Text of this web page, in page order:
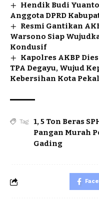
Hendik Budi
Anggota DPRD
Resmi Gantikan
Warsono Siap
Kondusif
Kapolres AKBP
TPA Degayu, Wujud
Kebersihan Kota
Tag 1,5 Ton Beras
Pangan Murah
Gading